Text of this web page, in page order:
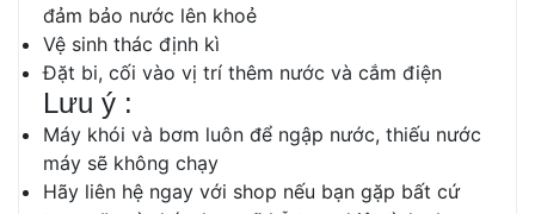
đảm bảo nước lên khoẻ
Vệ sinh thác định kì
Đặt bi, cối vào vị trí thêm nước và cắm điện
Lưu ý :
Máy khói và bơm luôn để ngập nước, thiếu nước
máy sẽ không chạy
Hãy liên hệ ngay với shop nếu bạn gặp bất cứ